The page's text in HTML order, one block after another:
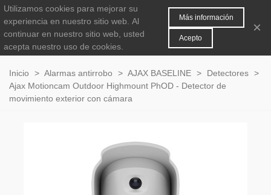
0
Inicio > Alarmas antirrobo > AJAX BASELINE > Detectores >
Ajax Motioncam Outdoor Highmount PhOD - Detector de
movimiento exterior con cámara
Utilizamos cookies para mejorar su
experiencia en nuestro sitio web. Al
continuar en nuestro sitio web, usted
acepta nuestro uso de cookies.
Más información
Acepto
×